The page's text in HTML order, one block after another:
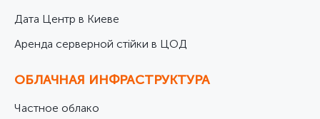
Дата Центр в Киеве
Аренда серверной стійки в ЦОД
ОБЛАЧНАЯ ИНФРАСТРУКТУРА
Частное облако